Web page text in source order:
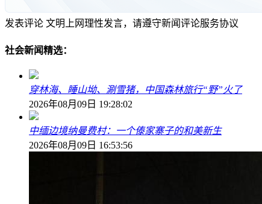
发表评论 文明上网理性发言，请遵守新闻评论服务协议
社会新闻精选：
穿林海、睡山坳、涮雪猪，中国森林旅行“野”火了
2026年08月09日 19:28:02
中缅边境纳曼费村：一个傣家寨子的和美新生
2026年08月09日 16:53:56